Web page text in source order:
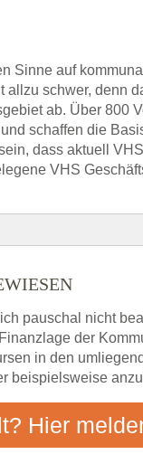
Sinne auf
allzu schwer, denn
ab. Über 800
schaffen die
dass aktuell
VHS
Kurs
an
pauschal nicht
der
in den
beispielsweise
Hier